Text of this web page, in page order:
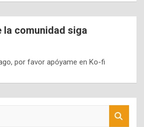
la comunidad siga
por favor apóyame en Ko-fi